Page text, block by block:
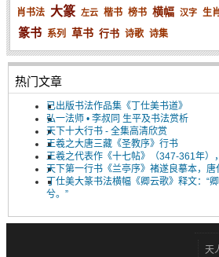
肖书法 大篆 左云 楷书 榜书 横幅 汉字 生
篆书 系列 草书 行书 诗歌 诗集
热门文章
已出版书法作品集《丁仕美书道》
弘一法师 • 李叔同 生平及书法赏析
天下十大行书 - 全集高清欣赏
王羲之大唐三藏《圣教序》行书
王羲之代表作《十七帖》（347-361年）
天下第一行书《兰亭序》褚遂良摹本，唐
丁仕美大篆书法横幅《卿云歌》释文：“
兮。”
天